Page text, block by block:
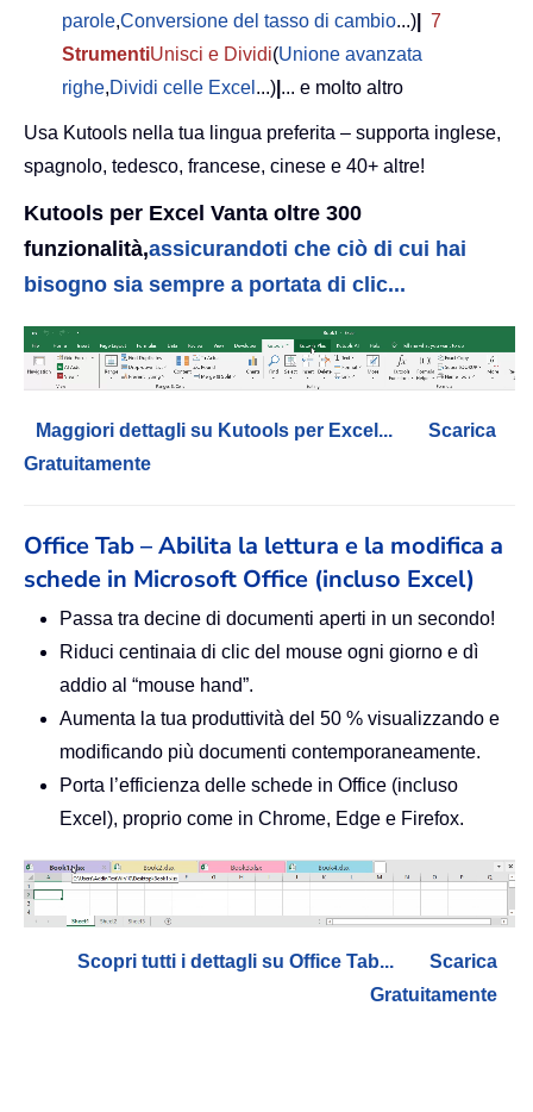
parole,Conversione del tasso di cambio...)
7
StrumentiUnisci e Dividi(Unione avanzata
righe,Dividi celle Excel ...) ... e molto altro
Usa Kutools nella tua lingua preferita – supporta inglese,
spagnolo, tedesco, francese, cinese e 40+ altre!
Kutools per Excel Vanta oltre 300
funzionalità,assicurandoti che ciò di cui hai
bisogno sia sempre a portata di clic...
Maggiori dettagli su Kutools per Excel...
Scarica
Gratuitamente
Office Tab – Abilita la lettura e la modifica a
schede in Microsoft Office (incluso Excel)
Passa tra decine di documenti aperti in un secondo!
Riduci centinaia di clic del mouse ogni giorno e dì
addio al “mouse hand”.
Aumenta la tua produttività del 50 % visualizzando e
modificando più documenti contemporaneamente.
Porta l’efficienza delle schede in Office (incluso
Excel), proprio come in Chrome, Edge e Firefox.
Scopri tutti i dettagli su Office Tab...
Scarica
Gratuitamente